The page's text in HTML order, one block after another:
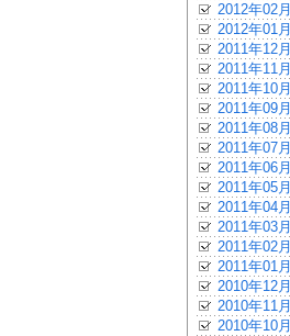
2012年02月
2012年01月
2011年12月
2011年11月
2011年10月
2011年09月
2011年08月
2011年07月
2011年06月
2011年05月
2011年04月
2011年03月
2011年02月
2011年01月
2010年12月
2010年11月
2010年10月